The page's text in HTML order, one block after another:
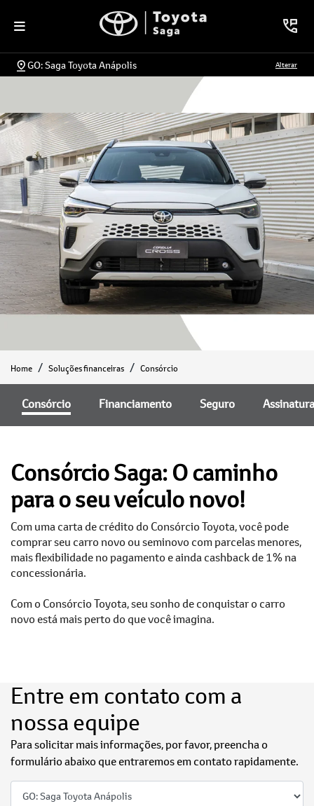
GO: Saga Toyota Anápolis Alterar
Home Soluções financeiras Consórcio
Consórcio Financiamento Seguro Assinatura
Consórcio Saga: O caminho
para o seu veículo novo!
Com uma carta de crédito do Consórcio Toyota, você pode
comprar seu carro novo ou seminovo com parcelas menores,
mais flexibilidade no pagamento e ainda cashback de 1% na
concessionária.
Com o Consórcio Toyota, seu sonho de conquistar o carro
novo está mais perto do que você imagina.
Entre em contato com a
nossa equipe
Para solicitar mais informações, por favor, preencha o
formulário abaixo que entraremos em contato rapidamente.